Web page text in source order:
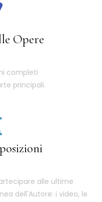
Opere
completi
principali.
alle ultime
dell'Autore: i video, le